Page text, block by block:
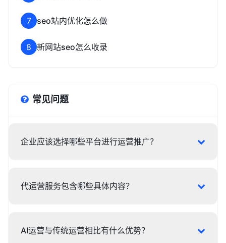
7 seo站内优化怎么做
8 新网站seo怎么收录
常见问题
企业应该选择哪些平台进行运营推广？
代运营服务包含哪些具体内容？
AI运营与传统运营相比有什么优势？